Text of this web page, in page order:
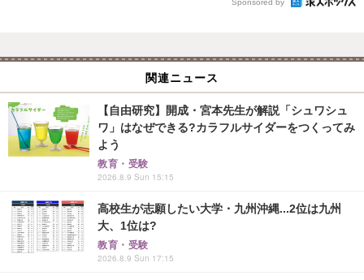
Sponsored by
関連ニュース
【自由研究】開成・宮本先生が解説「シュワシュ
ワ」はなぜできる?カラフルサイダーをつくってみ
よう
教育・受験
2026.8.9 Sun 15:15
高校生が志願したい大学・九州沖縄...2位は九州
大、1位は?
教育・受験
2026.8.9 Sun 17:15